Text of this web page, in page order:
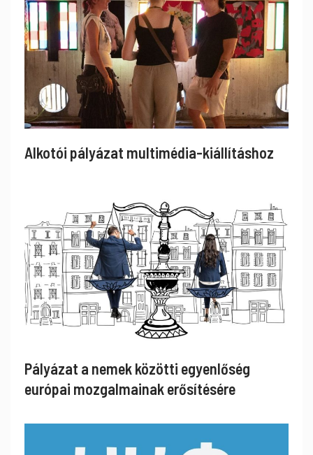
Alkotói pályázat multimédia-kiállításhoz
Pályázat a nemek közötti egyenlőség
európai mozgalmainak erősítésére